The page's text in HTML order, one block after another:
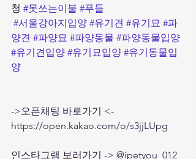
청 #못쓰는이불 #푸들
#서울강아지입양 #유기견 #유기묘 #파
양견 #파양묘 #파양동물 #파양동물입양
#유기견입양 #유기묘입양 #유기동물입
양
->오픈채팅 바로가기 <-
https://open.kakao.com/o/s3jjLUpg
인스타그램 보러가기 -> @ipetyou_012